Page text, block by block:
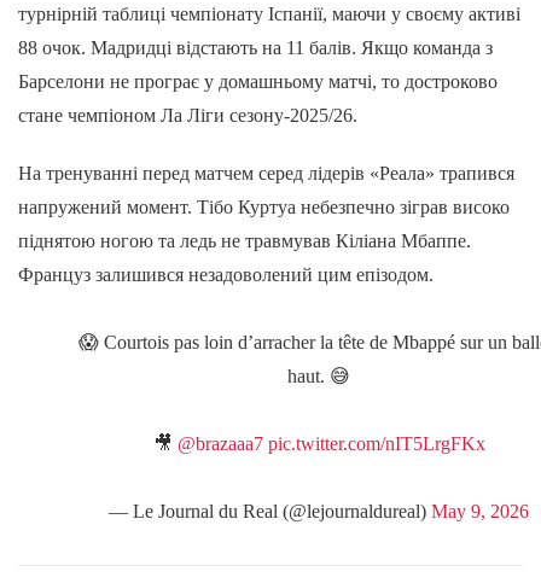
турнірній таблиці чемпіонату Іспанії, маючи у своєму активі
88 очок. Мадридці відстають на 11 балів. Якщо команда з
Барселони не програє у домашньому матчі, то достроково
стане чемпіоном Ла Ліги сезону-2025/26.
На тренуванні перед матчем серед лідерів «Реала» трапився
напружений момент. Тібо Куртуа небезпечно зіграв високо
піднятою ногою та ледь не травмував Кіліана Мбаппе.
Француз залишився незадоволений цим епізодом.
😱 Courtois pas loin d’arracher la tête de Mbappé sur un
haut. 😅
🎥 @brazaaa7 pic.twitter.com/nIT5LrgFKx
— Le Journal du Real (@lejournaldureal) May 9, 2026